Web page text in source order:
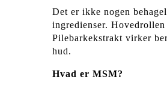
Det er ikke nogen
ingredienser.
Pilebarkekstrakt virker
hud.
Hvad er MSM?